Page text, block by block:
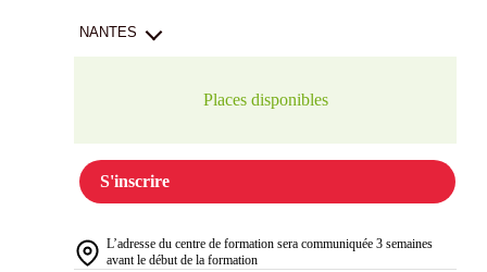
NANTES
Places disponibles
S'inscrire
L’adresse du centre de formation sera communiquée 3 semaines
avant le début de la formation